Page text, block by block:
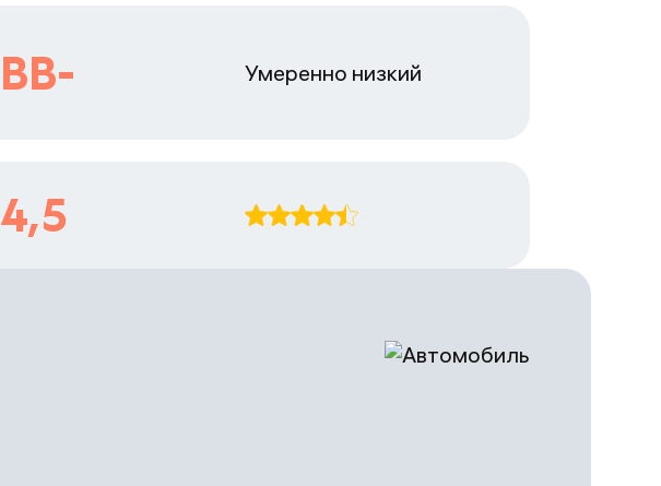
BB- Умеренно низкий
4,5